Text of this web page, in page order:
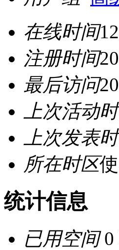
在线时间
注册时间
最后访问
上次活动
上次发表
所在时区
统计信息
已用空间0